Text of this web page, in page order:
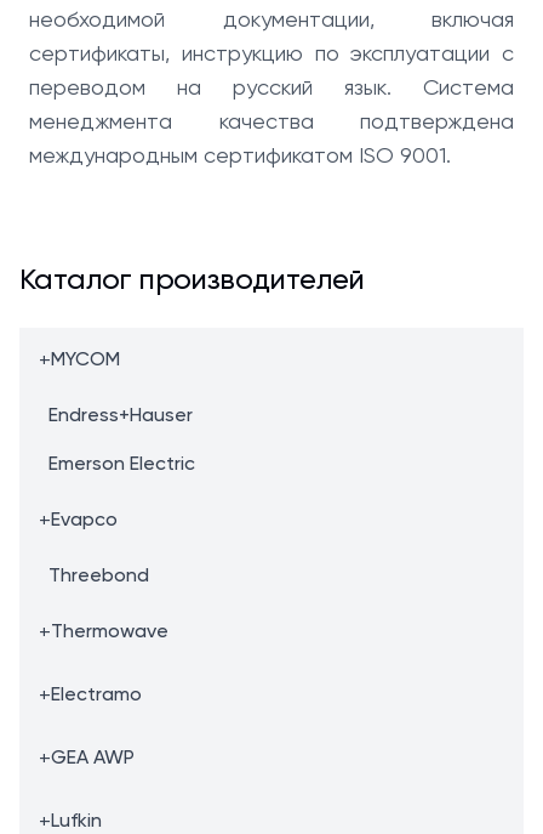
необходимой документации, включая
сертификаты, инструкцию по эксплуатации с
переводом на русский язык. Система
менеджмента качества подтверждена
международным сертификатом ISO 9001.
Каталог производителей
+MYCOM
Endress+Hauser
Emerson Electric
+Evapco
Threebond
+Thermowave
+Electramo
+GEA AWP
+Lufkin